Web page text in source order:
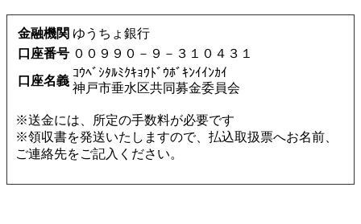
金融機関 ゆうちょ銀行
口座番号 ００９９０－９－３１０４３１
口座名義
ｺｳﾍﾞｼﾀﾙﾐｸｷｮｳﾄﾞｳﾎﾞｷﾝｲｲﾝｶｲ
神戸市垂水区共同募金委員会
※送金には、所定の手数料が必要です
※領収書を発送いたしますので、払込取扱票へお名前、
ご連絡先をご記入ください。